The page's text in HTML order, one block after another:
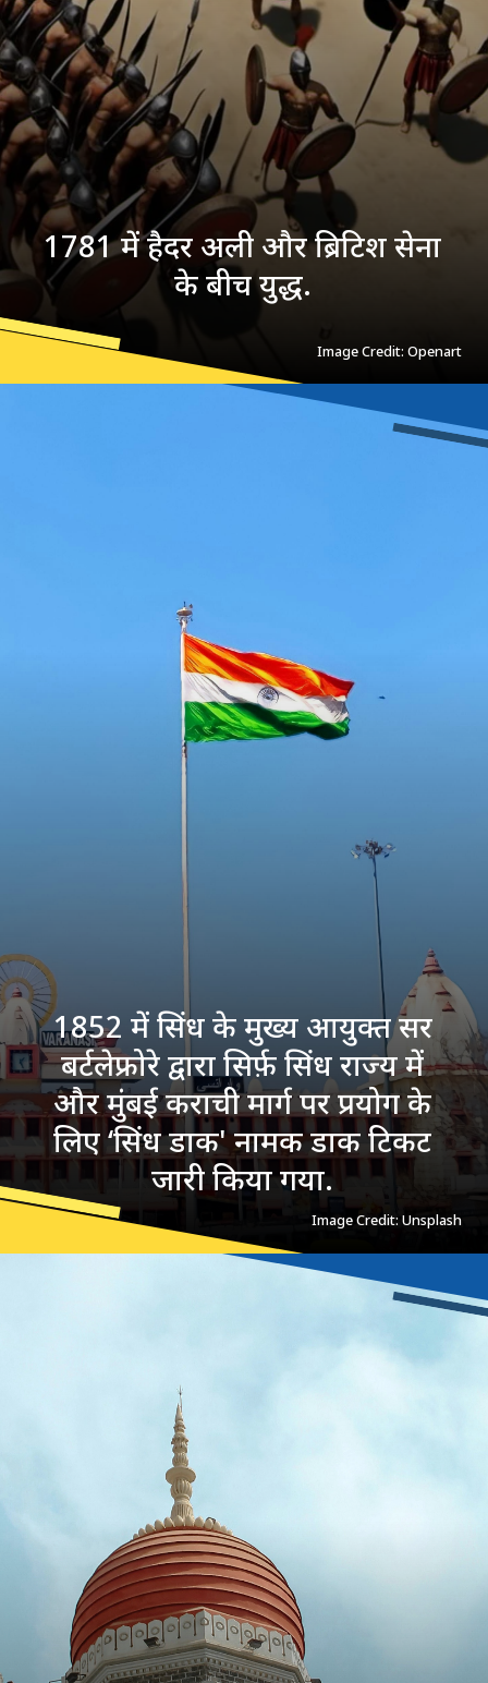
1781 में हैदर अली और ब्रिटिश सेना
के बीच युद्ध.
Image Credit: Openart
1852 में सिंध के मुख्य आयुक्त सर
बर्टलेफ्रोरे द्वारा सिर्फ़ सिंध राज्य में
और मुंबई कराची मार्ग पर प्रयोग के
लिए ‘सिंध डाक' नामक डाक टिकट
जारी किया गया.
Image Credit: Unsplash